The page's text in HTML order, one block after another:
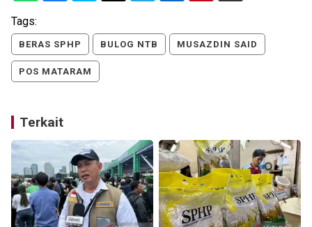
Tags:
BERAS SPHP BULOG NTB MUSAZDIN SAID
POS MATARAM
Terkait